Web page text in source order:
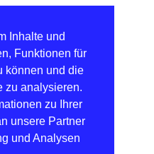
Inhalte und
Funktionen für
können und die
zu analysieren.
zu Ihrer
unsere Partner
und Analysen